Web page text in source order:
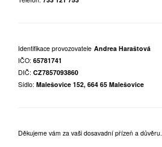
Identifikace provozovatele Andrea Haraštová
IČO: 65781741
DIČ: CZ7857093860
Sídlo: Malešovice 152, 664 65 Malešovice
Děkujeme vám za vaši dosavadní přízeň a důvěru.